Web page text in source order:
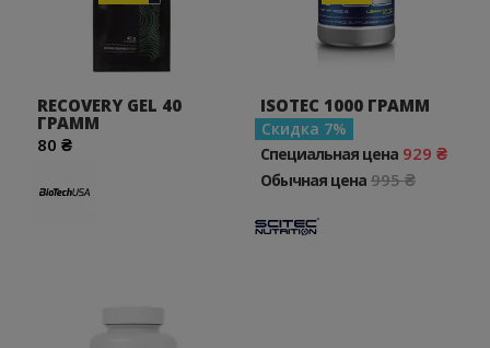
RECOVERY GEL 40
ГРАММ
80 ₴
ISOTEC 1000 ГРАММ
Скидка 7
Специальная цена 929 ₴
Обычная цена 995 ₴